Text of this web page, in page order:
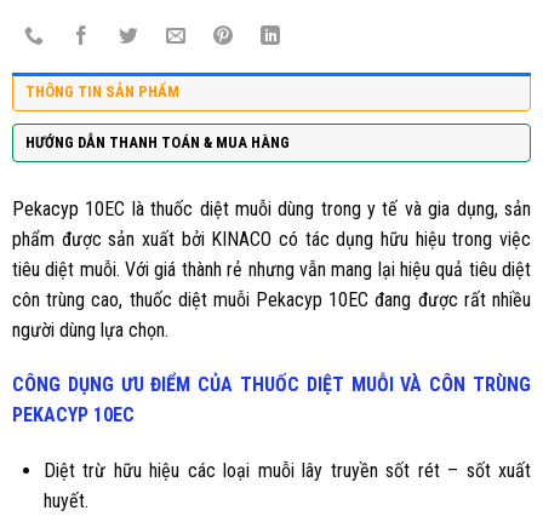
THÔNG TIN SẢN PHẨM
HƯỚNG DẪN THANH TOÁN & MUA HÀNG
Pekacyp 10EC là thuốc diệt muỗi dùng trong y tế và gia dụng, sản
phẩm được sản xuất bởi KINACO có tác dụng hữu hiệu trong việc
tiêu diệt muỗi. Với giá thành rẻ nhưng vẫn mang lại hiệu quả tiêu diệt
côn trùng cao, thuốc diệt muỗi Pekacyp 10EC đang được rất nhiều
người dùng lựa chọn.
CÔNG DỤNG ƯU ĐIỂM CỦA THUỐC DIỆT MUỖI VÀ CÔN TRÙNG
PEKACYP 10EC
Diệt trừ hữu hiệu các loại muỗi lây truyền sốt rét – sốt xuất
huyết.